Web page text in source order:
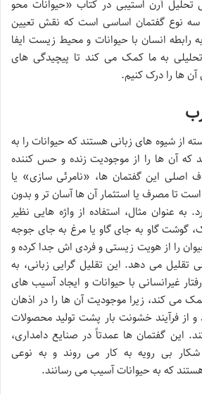
آرن استیبی در کتاب «حیوانات محو
نوع گفتمان اساسی است که نقش تعیین
انسان با حیوانات و محیط زیست ایفا
به ما کمک می کند تا پیچیدگی های
آن ها را درک کنیم.
از شیوه های زبانی هستند که حیوانات را به
که آن ها را از موجودیت زنده و حس کننده
این گفتمان ها، «نامرئی سازی» یا
تا مصرف یا استثمار آن ها آسان تر و بدون
عنوان مثال، استفاده از واژه هایی نظیر
گاو به جای گاو یا مرغ به جای جوجه
را از هویت زیستی و فردی اش جدا کرده و
تقلیل می دهد. این تقلیل گرایی زبانی، به
غیرانسانی با حیوانات و ایجاد آسیب های
می کند، زیرا موجودیت آن ها را در اذهان
از فرآیند خشونت بار پشت تولید محصولات
این گفتمان ها عمدتاً در صنایع دامداری،
بی رویه به کار می روند و به نوعی
که به حیوانات آسیب می رسانند.